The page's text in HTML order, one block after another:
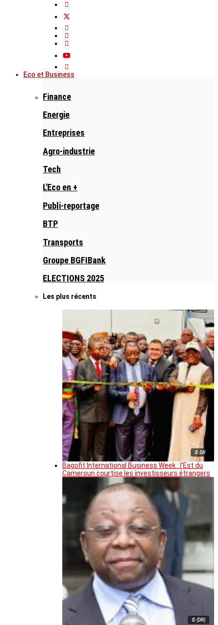
Eco et Business
Finance
Energie
Entreprises
Agro-industrie
Tech
L'Eco en +
Publi-reportage
BTP
Transports
Groupe BGFIBank
ELECTIONS 2025
Les plus récents
© DR
Bagofit International Business Week : l’Est du
Cameroun courtise les investisseurs étrangers
© (DR)